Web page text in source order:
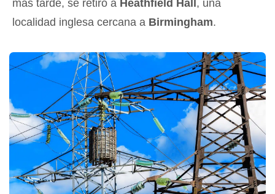
más tarde, se retiró a Heathfield Hall , una
localidad inglesa cercana a Birmingham.